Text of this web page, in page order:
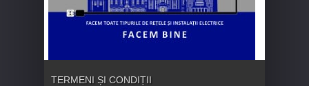
TERMENI ȘI CONDIȚII